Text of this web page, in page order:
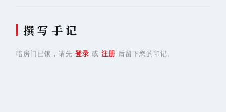
撰 写 手 记
暗房门已锁，请先 登录 或 注册 后留下您的印记。